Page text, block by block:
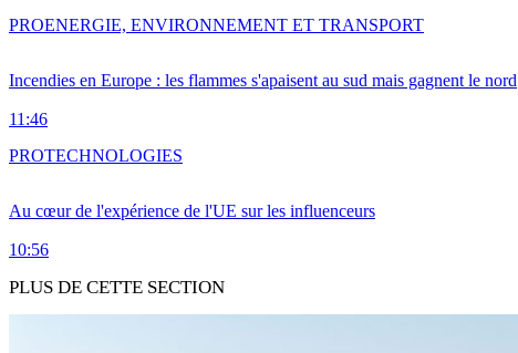
Incendies en Europe : les flammes s'apaisent au sud mais gagnent le nord
11:46
PROENERGIE, ENVIRONNEMENT ET TRANSPORT
Au cœur de l'expérience de l'UE sur les influenceurs
10:56
PROTECHNOLOGIES
PLUS DE CETTE SECTION